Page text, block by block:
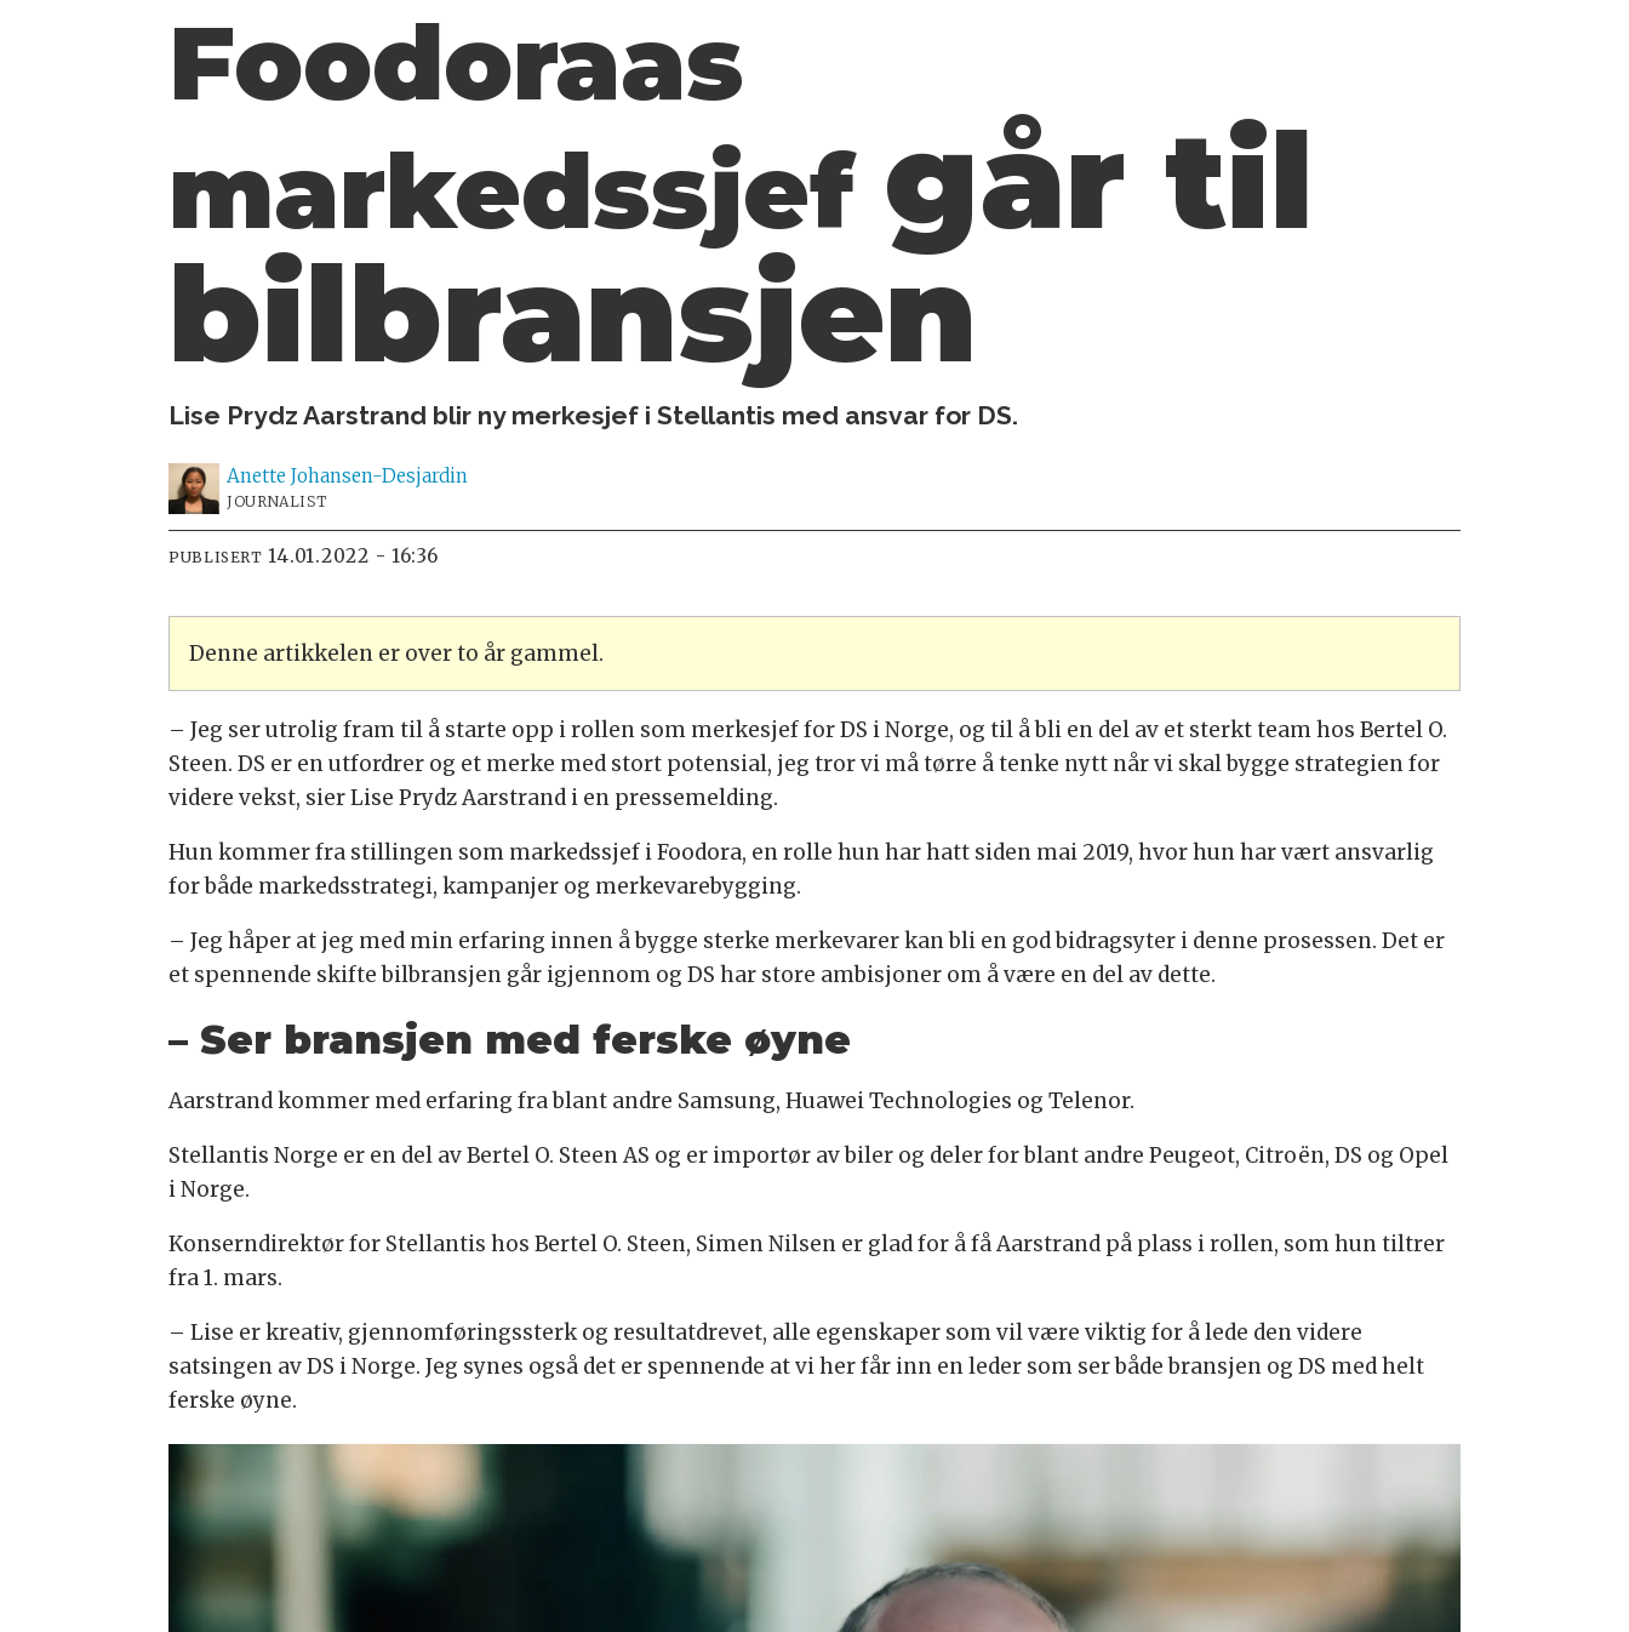
Foodoraas
markedssjef går til
bilbransjen
Lise Prydz Aarstrand blir ny merkesjef i Stellantis med ansvar for DS.
Anette Johansen-Desjardin
JOURNALIST
PUBLISERT 14.01.2022 - 16:36
Denne artikkelen er over to år gammel.
– Jeg ser utrolig fram til å starte opp i rollen som merkesjef for DS i Norge, og til å bli en del av et sterkt team hos Bertel O.
Steen. DS er en utfordrer og et merke med stort potensial, jeg tror vi må tørre å tenke nytt når vi skal bygge strategien for
videre vekst, sier Lise Prydz Aarstrand i en pressemelding.
Hun kommer fra stillingen som markedssjef i Foodora, en rolle hun har hatt siden mai 2019, hvor hun har vært ansvarlig
for både markedsstrategi, kampanjer og merkevarebygging.
– Jeg håper at jeg med min erfaring innen å bygge sterke merkevarer kan bli en god bidragsyter i denne prosessen. Det er
et spennende skifte bilbransjen går igjennom og DS har store ambisjoner om å være en del av dette.
– Ser bransjen med ferske øyne
Aarstrand kommer med erfaring fra blant andre Samsung, Huawei Technologies og Telenor.
Stellantis Norge er en del av Bertel O. Steen AS og er importør av biler og deler for blant andre Peugeot, Citroën, DS og Opel
i Norge.
Konserndirektør for Stellantis hos Bertel O. Steen, Simen Nilsen er glad for å få Aarstrand på plass i rollen, som hun tiltrer
fra 1. mars.
– Lise er kreativ, gjennomføringssterk og resultatdrevet, alle egenskaper som vil være viktig for å lede den videre
satsingen av DS i Norge. Jeg synes også det er spennende at vi her får inn en leder som ser både bransjen og DS med helt
ferske øyne.